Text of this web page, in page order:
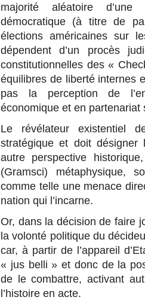
majorité aléatoire d’une
démocratique (à titre de
élections américaines sur
dépendent d’un procès
constitutionnelles des «
équilibres de liberté internes
pas la perception de
économique et en partenariat
Le révélateur existentiel
stratégique et doit désigner
autre perspective
(Gramsci) métaphysique,
comme telle une menace
nation qui l’incarne.
Or, dans la décision de faire
la volonté politique du
car, à partir de l’appareil
« jus belli » et donc de la
de le combattre, activant
l’histoire en acte.